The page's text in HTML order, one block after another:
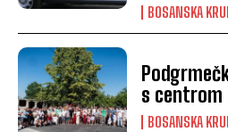
BOSANSKA
s centrom
BOSANSKA